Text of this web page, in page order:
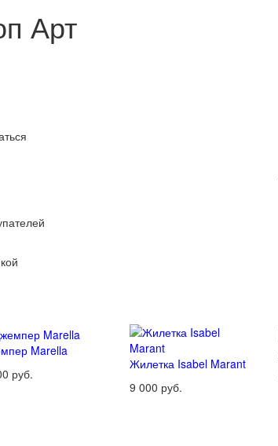
Арт
Marella
руб.
Жилетка Isabel Marant
9 000 руб.